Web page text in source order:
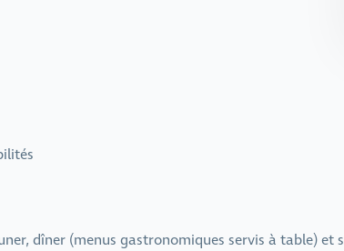
dîner (menus gastronomiques servis à table)